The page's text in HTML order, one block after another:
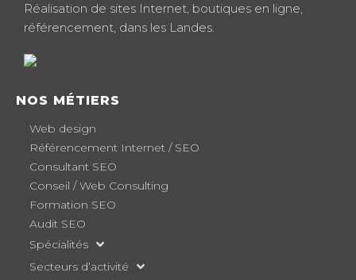
Réalisation de sites Internet, boutiques en ligne,
référencement, dans les Landes.
NOS MÉTIERS
Web design
Référencement Internet / SEO
Consultant SEO
Conseil / Web Consulting
Formation SEO
Audit SEO
Spécialités
Secteurs d’activité